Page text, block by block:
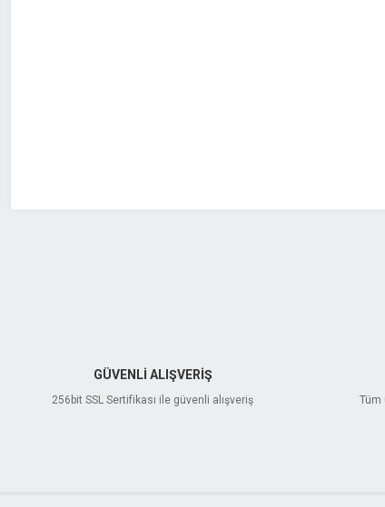
GÜVENLİ ALIŞVERİŞ
256bit SSL Sertifikası ile güvenli alışveriş Tüm